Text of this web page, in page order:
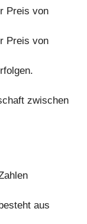
Preis von
Preis von
zwischen
aus